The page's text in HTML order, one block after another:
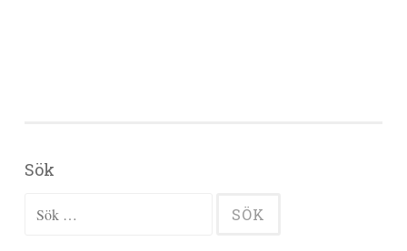
Sök
Sök efter: